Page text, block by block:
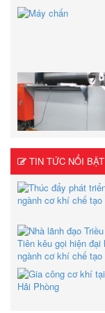
TIN TỨC NỔI BẬT